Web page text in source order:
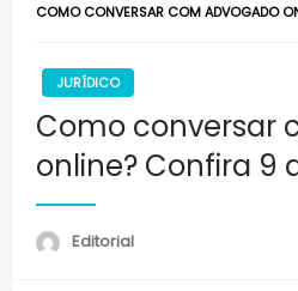
COMO CONVERSAR COM ADVOGADO
JURÍDICO
Como conversar
online? Confira 9
Editorial